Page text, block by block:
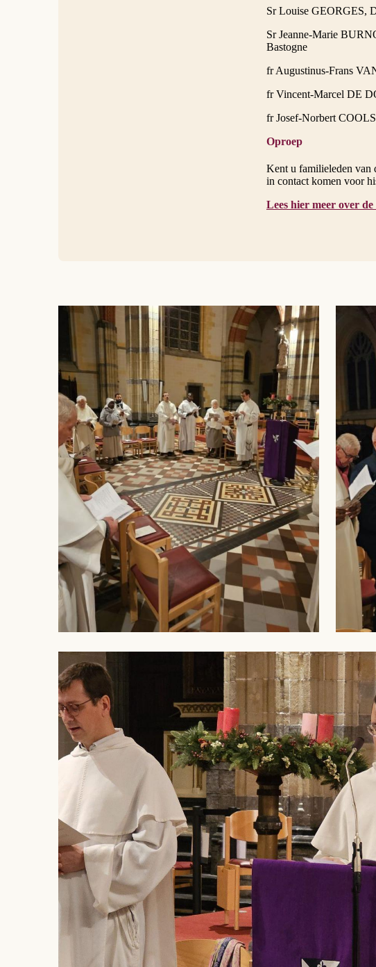
Sr Louise GEORGES,
Sr Jeanne-Marie
Bastogne
fr Augustinus-Frans
fr Vincent-Marcel DE
fr Josef-Norbert
Oproep
Kent u familieleden van
in contact komen voor
Lees hier meer over